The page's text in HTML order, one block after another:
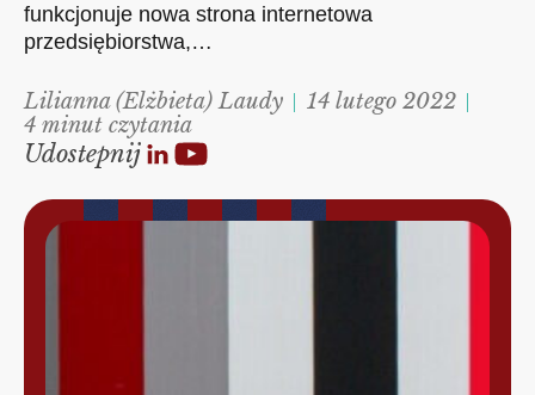
funkcjonuje nowa strona internetowa
przedsiębiorstwa,…
Lilianna (Elżbieta) Laudy
14 lutego 2022
4 minut czytania
Udostepnij